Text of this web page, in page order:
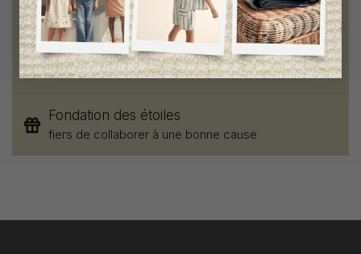
pour mamans et enfants
Style et élégance
qualité remarquable
Fondation des étoiles
fiers de collaborer à une bonne cause